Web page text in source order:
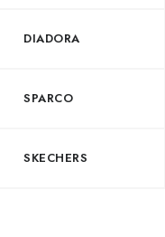
DIADORA
SPARCO
SKECHERS